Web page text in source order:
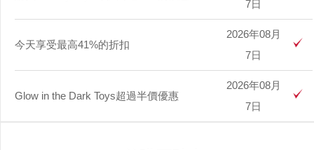
7日
今天享受最高41%的折扣
2026年08月
7日
Glow in the Dark Toys超過半價優惠
2026年08月
7日